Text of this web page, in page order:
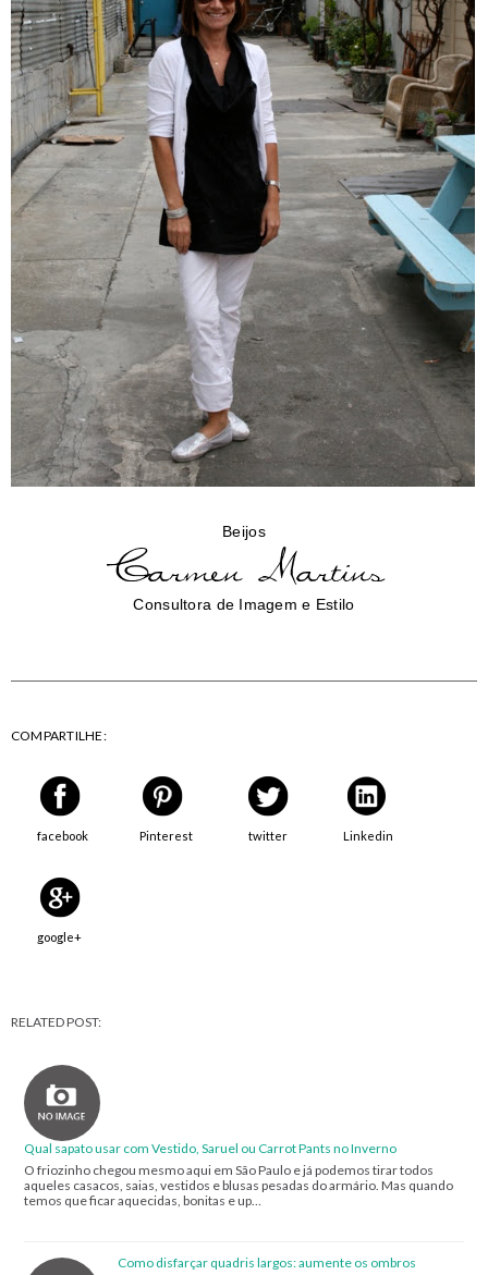
Beijos
Consultora de Imagem e Estilo
COMPARTILHE:
facebook Pinterest twitter Linkedin
google+
RELATED POST:
Qual sapato usar com Vestido, Saruel ou Carrot Pants no Inverno
O friozinho chegou mesmo aqui em São Paulo e já podemos tirar todos
aqueles casacos, saias, vestidos e blusas pesadas do armário. Mas quando
temos que ficar aquecidas, bonitas e up…
Como disfarçar quadris largos: aumente os ombros